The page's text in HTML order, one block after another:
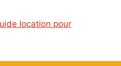
location pour